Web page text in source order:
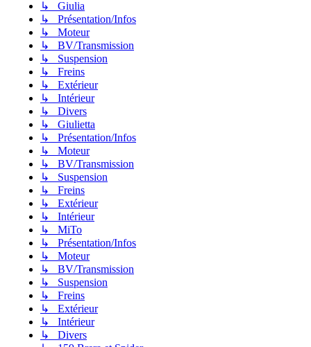
↳ Giulia
↳ Présentation/Infos
↳ Moteur
↳ BV/Transmission
↳ Suspension
↳ Freins
↳ Extérieur
↳ Intérieur
↳ Divers
↳ Giulietta
↳ Présentation/Infos
↳ Moteur
↳ BV/Transmission
↳ Suspension
↳ Freins
↳ Extérieur
↳ Intérieur
↳ MiTo
↳ Présentation/Infos
↳ Moteur
↳ BV/Transmission
↳ Suspension
↳ Freins
↳ Extérieur
↳ Intérieur
↳ Divers